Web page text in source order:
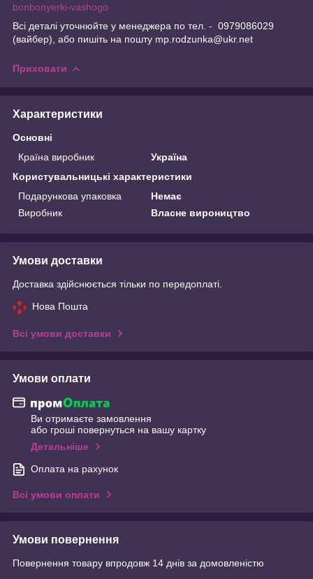
bonbonyerki-vashogo
Всі деталі уточнюйте у менеджера по тел. - 0979086029
(вайбер), або пишіть на пошту mp.rodzunka@ukr.net
Приховати
Характеристики
Основні
Країна виробник
Україна
Користувальницькі характеристики
Подарункова упаковка
Немає
Виробник
Власне вироництво
Умови доставки
Доставка здійснюється тільки по передоплаті.
Нова Пошта
Всі умови доставки
Умови оплати
Ви отримаєте замовлення
або гроші повернуться на вашу картку
Детальніше
Оплата на рахунок
Всі умови оплати
Умови повернення
Повернення товару впродовж 14 днів за домовленістю